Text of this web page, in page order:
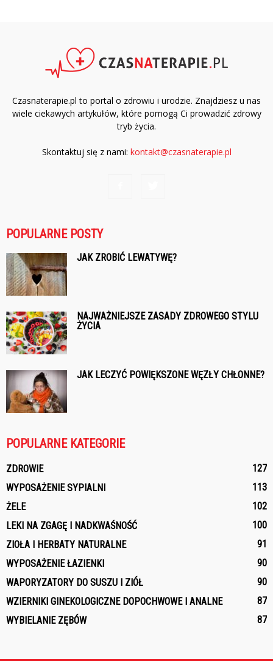
Czasnaterapie.pl to portal o zdrowiu i urodzie. Znajdziesz u nas
wiele ciekawych artykułów, które pomogą Ci prowadzić zdrowy
tryb życia.
Skontaktuj się z nami: kontakt@czasnaterapie.pl
POPULARNE POSTY
JAK ZROBIĆ LEWATYWĘ?
NAJWAŻNIEJSZE ZASADY ZDROWEGO STYLU
ŻYCIA
JAK LECZYĆ POWIĘKSZONE WĘZŁY CHŁONNE?
POPULARNE KATEGORIE
ZDROWIE
127
WYPOSAŻENIE SYPIALNI
113
ŻELE
102
LEKI NA ZGAGĘ I NADKWAŚNOŚĆ
100
ZIOŁA I HERBATY NATURALNE
91
WYPOSAŻENIE ŁAZIENKI
90
WAPORYZATORY DO SUSZU I ZIÓŁ
90
WZIERNIKI GINEKOLOGICZNE DOPOCHWOWE I ANALNE
87
WYBIELANIE ZĘBÓW
87